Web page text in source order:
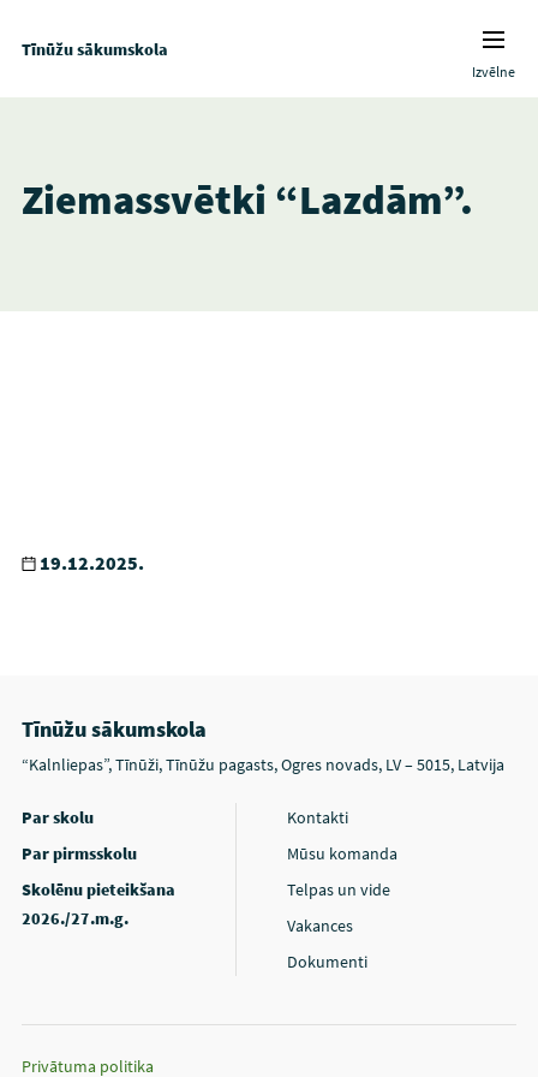
Tīnūžu sākumskola
Izvēlne
Ziemassvētki “Lazdām”.
19.12.2025.
Tīnūžu sākumskola
“Kalnliepas”, Tīnūži, Tīnūžu pagasts, Ogres novads, LV – 5015, Latvija
Par skolu
Par pirmsskolu
Skolēnu pieteikšana
2026./27.m.g.
Kontakti
Mūsu komanda
Telpas un vide
Vakances
Dokumenti
Privātuma politika